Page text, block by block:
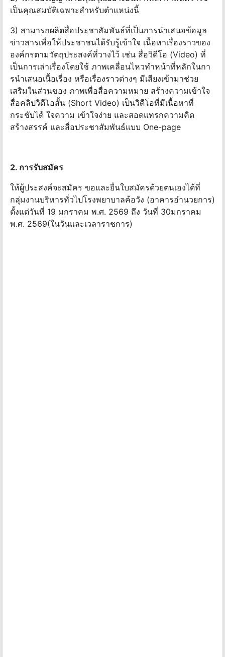
เป็นคุณสมบัติเฉพาะสําหรับตําแหน่งนี้
3) สามารถผลิตสื่อประชาสัมพันธ์ที่เป็นการนําเสนอข้อมูล
ข่าวสารเพื่อให้ประชาชนได้รับรู้เข้าใจ เนื้อหาเรื่องราวของ
องค์กรตามวัตถุประสงค์ที่วางไว้ เช่น สื่อวิดีโอ (Video) ที่
เป็นการเล่าเรื่องโดยใช้ ภาพเคลื่อนไหวทําหน้าที่หลักในกา
รนําเสนอเนื้อเรื่อง หรือเรื่องราวต่างๆ มีเสียงเข้ามาช่วย
เสริมในส่วนของ ภาพเพื่อสื่อความหมาย สร้างความเข้าใจ
สื่อคลิปวิดีโอสั้น (Short Video) เป็นวิดีโอที่มีเนื้อหาที่
กระชับได้ ใจความ เข้าใจง่าย และสอดแทรกความคิด
สร้างสรรค์ และสื่อประชาสัมพันธ์แบบ One-page
2. การรับสมัคร
ให้ผู้ประสงค์จะสมัคร ขอและยื่นใบสมัครด้วยตนเองได้ที่
กลุ่มงานบริหารทั่วไปโรงพยาบาลค้อวัง (อาคารอํานวยการ)
ตั้งแต่วันที่ 19 มกราคม พ.ศ. 2569 ถึง วันที่ 30มกราคม
พ.ศ. 2569(ในวันและเวลาราชการ)